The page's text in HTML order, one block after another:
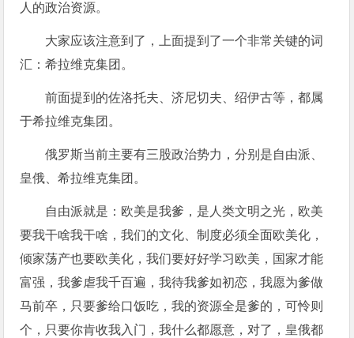
人的政治资源。
大家应该注意到了，上面提到了一个非常关键的词
汇：希拉维克集团。
前面提到的佐洛托夫、济尼切夫、绍伊古等，都属
于希拉维克集团。
俄罗斯当前主要有三股政治势力，分别是自由派、
皇俄、希拉维克集团。
自由派就是：欧美是我爹，是人类文明之光，欧美
要我干啥我干啥，我们的文化、制度必须全面欧美化，
倾家荡产也要欧美化，我们要好好学习欧美，国家才能
富强，我爹虐我千百遍，我待我爹如初恋，我愿为爹做
马前卒，只要爹给口饭吃，我的资源全是爹的，可怜则
个，只要你肯收我入门，我什么都愿意，对了，皇俄都